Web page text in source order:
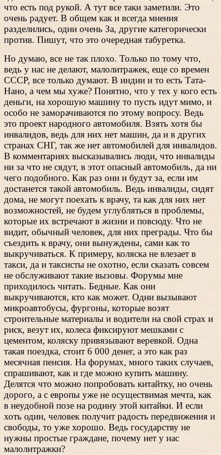
что есть под рукой. А тут все таки заметили. Это
очень радует. В общем как и всегда мнения
разделились, одни очень За, другие категорически
против. Пишут, что это очередная табуретка.
Но думаю, все не так плохо. Только по тому что,
ведь у нас не делают, малолитражек, еще со времен
СССР, все только думают. В индии и то есть Тата-
Нано, а чем мы хуже? Понятно, что у тех у кого есть
деньги, на хорошую машину то пусть идут мимо, и
особо не заморачиваются по этому вопросу. Ведь
это проект народного автомобиля. Взять хотя бы
инвалидов, ведь для них нет машин, да и в других
странах СНГ, так же нет автомобилей для инвалидов.
В комментариях высказывались люди, что инвалиды
ни за что не сядут, в этот опасный автомобиль, да ни
чего подобного. Как раз они и будут за, если им
достанется такой автомобиль. Ведь инвалиды, сидят
дома, не могут поехать к врачу, та как для них нет
возможностей, не будем углубляться в проблемы,
которые их встречают в жизни и повсюду. Что не
видит, обычный человек, для них преграды. Что бы
съездить к врачу, они вынуждены, сами как то
выкручиваться. К примеру, коляска не влезает в
такси, да и таксисты не охотно, если сказать совсем
не обслуживают такие вызовы. Форумы мне
приходилось читать. Бедные. Как они
выкручиваются, кто как может. Одни вызывают
микроавтобусы, фургоны, которые возят
строительные материалы и водители на свой страх и
риск, везут их, колеса фиксируют мешками с
цементом, коляску привязывают веревкой. Одна
такая поездка, стоит 6 000 денег, а это как раз
месячная пенсия. На форумах, много таких случаев,
спрашивают, как и где можно купить машину.
Делятся что можно попробовать китайтку, но очень
дорого, а с европы уже не осуществимая мечта, как
в неудобной позе на родину этой китайки. И если
хоть один, человек получит радость передвижения и
свободы, то уже хорошо. Ведь государству не
нужны простые граждане, почему нет у нас
малолитражки?